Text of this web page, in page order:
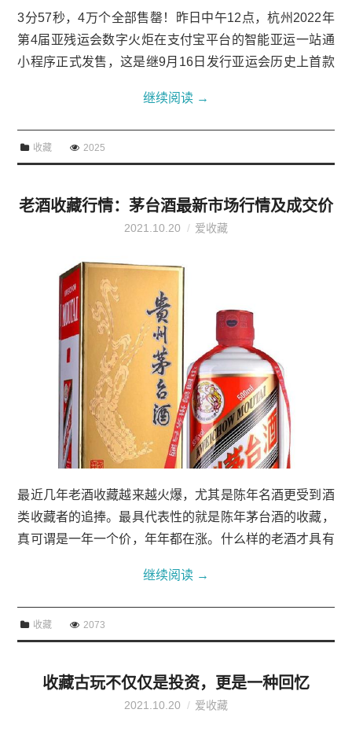
3分57秒，4万个全部售罄！昨日中午12点，杭州2022年
第4届亚残运会数字火炬在支付宝平台的智能亚运一站通
小程序正式发售，这是继9月16日发行亚运会历史上首款
品。杭州亚残运会官方发布数字火炬本次发布...
继续阅读 →
收藏 2025
老酒收藏行情：茅台酒最新市场行情及成交价
2021.10.20 爱收藏
最近几年老酒收藏越来越火爆，尤其是陈年名酒更受到酒
类收藏者的追捧。最具代表性的就是陈年茅台酒的收藏，
真可谓是一年一个价，年年都在涨。什么样的老酒才具有
且具有稀缺性，物以稀为贵这个毋庸置疑。其...
继续阅读 →
收藏 2073
收藏古玩不仅仅是投资，更是一种回忆
2021.10.20 爱收藏